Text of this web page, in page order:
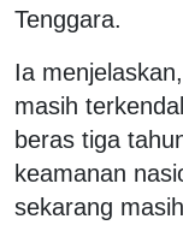
Tenggara.
Ia
masih
beras tiga
keamanan
sekarang